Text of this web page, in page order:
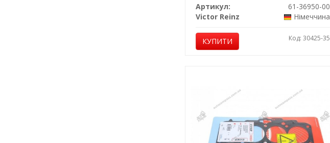
Артикул:
61-36950-00
Victor Reinz
Німеччина
КУПИТИ Код: 30425-35